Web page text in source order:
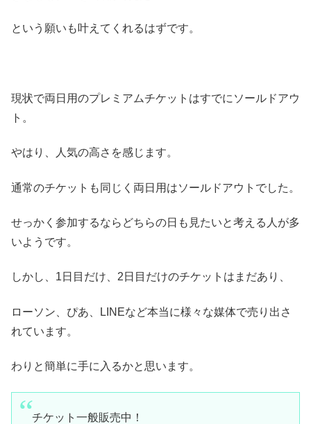
という願いも叶えてくれるはずです。
現状で両日用のプレミアムチケットはすでにソールドアウ
ト。
やはり、人気の高さを感じます。
通常のチケットも同じく両日用はソールドアウトでした。
せっかく参加するならどちらの日も見たいと考える人が多
いようです。
しかし、1日目だけ、2日目だけのチケットはまだあり、
ローソン、ぴあ、LINEなど本当に様々な媒体で売り出さ
れています。
わりと簡単に手に入るかと思います。
チケット一般販売中！